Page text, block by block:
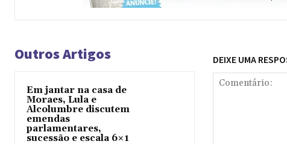
Outros Artigos
Em jantar na casa de
Moraes, Lula e
Alcolumbre discutem
emendas
parlamentares,
sucessão e escala 6×1
DEIXE UMA